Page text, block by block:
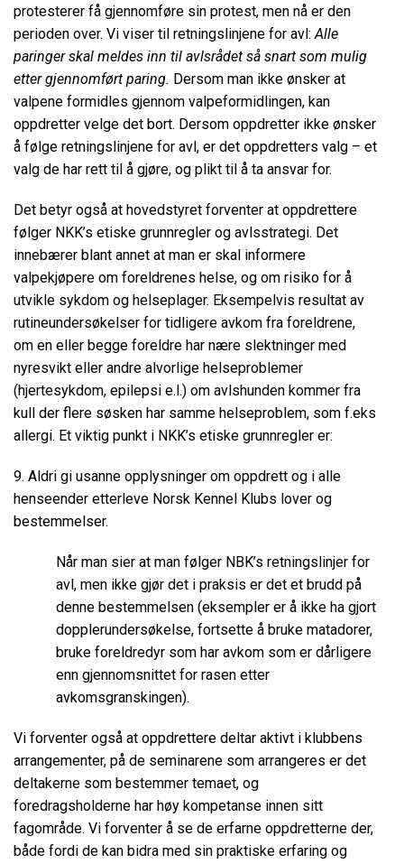
protesterer få gjennomføre sin protest, men nå er den
perioden over. Vi viser til retningslinjene for avl:Alle
paringer skal meldes inn til avlsrådet så snart som mulig
etter gjennomført paring. Dersom man ikke ønsker at
valpene formidles gjennom valpeformidlingen, kan
oppdretter velge det bort. Dersom oppdretter ikke ønsker
å følge retningslinjene for avl, er det oppdretters valg – et
valg de har rett til å gjøre, og plikt til å ta ansvar for.
Det betyr også at hovedstyret forventer at oppdrettere
følger NKK’s etiske grunnregler og avlsstrategi. Det
innebærer blant annet at man er skal informere
valpekjøpere om foreldrenes helse, og om risiko for å
utvikle sykdom og helseplager. Eksempelvis resultat av
rutineundersøkelser for tidligere avkom fra foreldrene,
om en eller begge foreldre har nære slektninger med
nyresvikt eller andre alvorlige helseproblemer
(hjertesykdom, epilepsi e.l.) om avlshunden kommer fra
kull der flere søsken har samme helseproblem, som f.eks
allergi. Et viktig punkt i NKK’s etiske grunnregler er:
9. Aldri gi usanne opplysninger om oppdrett og i alle
henseender etterleve Norsk Kennel Klubs lover og
bestemmelser.
Når man sier at man følger NBK’s retningslinjer for
avl, men ikke gjør det i praksis er det et brudd på
denne bestemmelsen (eksempler er å ikke ha gjort
dopplerundersøkelse, fortsette å bruke matadorer,
bruke foreldredyr som har avkom som er dårligere
enn gjennomsnittet for rasen etter
avkomsgranskingen).
Vi forventer også at oppdrettere deltar aktivt i klubbens
arrangementer, på de seminarene som arrangeres er det
deltakerne som bestemmer temaet, og
foredragsholderne har høy kompetanse innen sitt
fagområde. Vi forventer å se de erfarne oppdretterne der,
både fordi de kan bidra med sin praktiske erfaring og